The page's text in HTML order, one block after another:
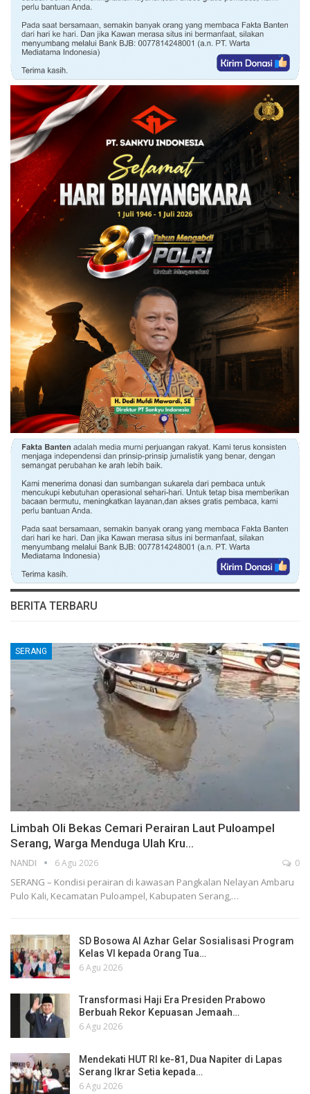
BERITA TERBARU
SERANG
Limbah Oli Bekas Cemari Perairan Laut Puloampel
Serang, Warga Menduga Ulah Kru…
NANDI 6 Agu 2026 0
SERANG – Kondisi perairan di kawasan Pangkalan Nelayan Ambaru
Pulo Kali, Kecamatan Puloampel, Kabupaten Serang,…
SD Bosowa Al Azhar Gelar Sosialisasi Program
Kelas VI kepada Orang Tua…
6 Agu 2026
Transformasi Haji Era Presiden Prabowo
Berbuah Rekor Kepuasan Jemaah…
6 Agu 2026
Mendekati HUT RI ke-81, Dua Napiter di Lapas
Serang Ikrar Setia kepada…
6 Agu 2026